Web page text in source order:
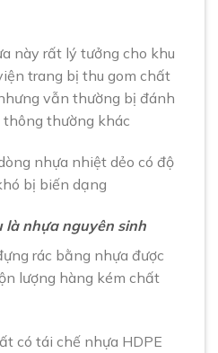
này rất lý tưởng cho khu
trang bị thu gom chất
vẫn thường bị đánh
thường khác
nhựa nhiệt dẻo có độ
bị biến dạng
là nhựa nguyên sinh
rác bằng nhựa được
lượng hàng kém chất
có tái chế nhựa HDPE